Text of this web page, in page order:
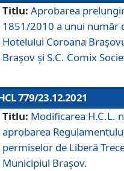
Titlu: Aprobarea
1851/2010 a unui număr
Hotelului Coroana
Braşov şi S.C. Comix
779/23.12.2021
Titlu: Modificarea H.C.L.
aprobarea
permiselor de Liberă
Municipiul Braşov.